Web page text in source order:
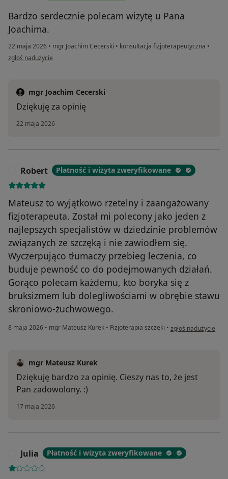
Bardzo serdecznie polecam wizytę u Pana
Joachima.
22 maja 2026 • mgr Joachim Cecerski • konsultacja fizjoterapeutyczna •
w opinii użytkownika Piotr
zgłoś nadużycie
mgr Joachim Cecerski
Dziękuję za opinię
22 maja 2026
Robert Płatność i wizyta zweryfikowane
Mateusz to wyjątkowo rzetelny i zaangażowany
fizjoterapeuta. Został mi polecony jako jeden z
najlepszych specjalistów w dziedzinie problemów
związanych ze szczęką i nie zawiodłem się.
Wyczerpująco tłumaczy przebieg leczenia, co
buduje pewność co do podejmowanych działań.
Gorąco polecam każdemu, kto boryka się z
bruksizmem lub dolegliwościami w obrębie stawu
skroniowo-żuchwowego.
8 maja 2026 • mgr Mateusz Kurek • Fizjoterapia szczęki • w opinii
zgłoś nadużycie
mgr Mateusz Kurek
Dziękuję bardzo za opinię. Cieszy nas to, że jest
Pan zadowolony. :)
17 maja 2026
Julia Płatność i wizyta zweryfikowane